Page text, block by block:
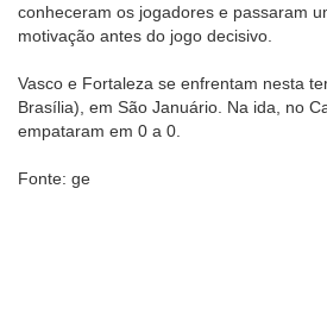
conheceram os jogadores e passaram
motivação antes do jogo decisivo.
Vasco e Fortaleza se enfrentam nesta
Brasília), em São Januário. Na ida, no
empataram em 0 a 0.
Fonte: ge